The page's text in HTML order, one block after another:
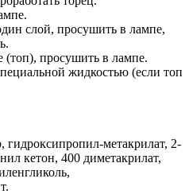
слой, просушить в лампе,
просушить в лампе.
жидкостью (если топ
гидроксипропил-метакрилат, 2-
кетон, 400 диметакрилат,